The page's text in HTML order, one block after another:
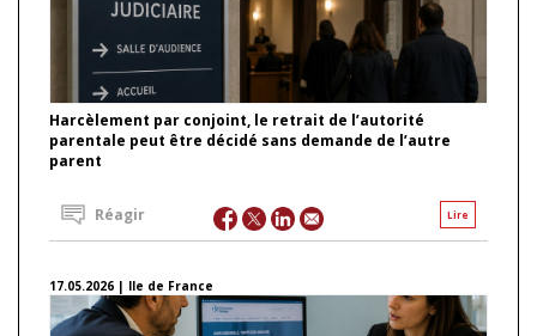
Harcèlement par conjoint, le retrait de l’autorité
parentale peut être décidé sans demande de l’autre
parent
Lire
Réagir
17.05.2026 | Ile de France